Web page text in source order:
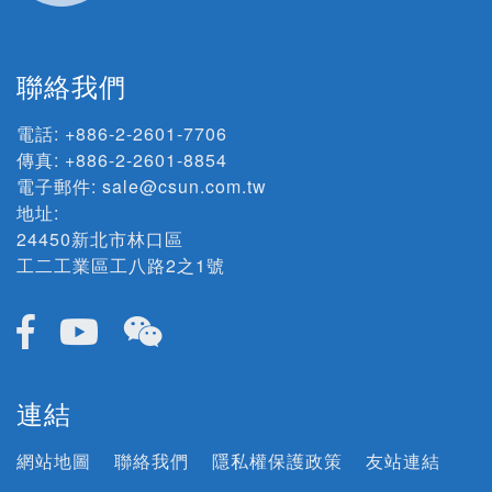
聯絡我們
電話: +886-2-2601-7706
傳真: +886-2-2601-8854
電子郵件: sale@csun.com.tw
地址:
24450新北市林口區
工二工業區工八路2之1號
連結
網站地圖 聯絡我們 隱私權保護政策 友站連結